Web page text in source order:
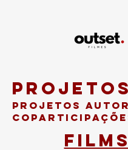
Projetos
Projetos
films